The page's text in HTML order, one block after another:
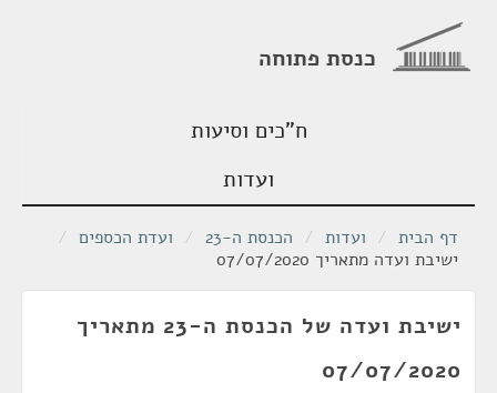
כנסת פתוחה
ח"כים וסיעות
ועדות
דף הבית / ועדות / הכנסת ה-23 / ועדת הכספים /
ישיבת ועדה מתאריך 07/07/2020
ישיבת ועדה של הכנסת ה-23 מתאריך
07/07/2020